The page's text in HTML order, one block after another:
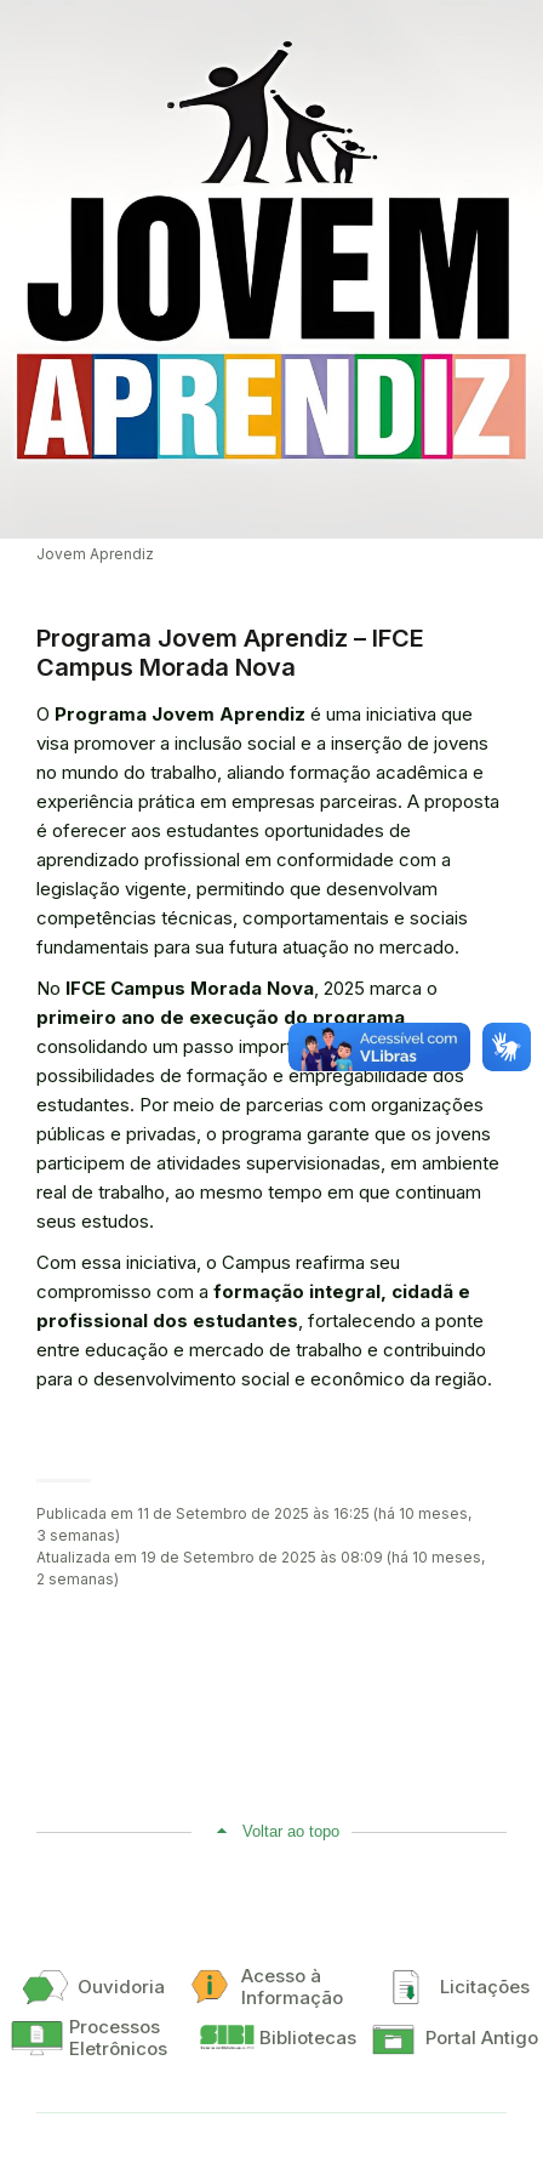
Jovem Aprendiz
Programa Jovem Aprendiz – IFCE
Campus Morada Nova
O Programa Jovem Aprendiz é uma iniciativa que
visa promover a inclusão social e a inserção de jovens
no mundo do trabalho, aliando formação acadêmica e
experiência prática em empresas parceiras. A proposta
é oferecer aos estudantes oportunidades de
aprendizado profissional em conformidade com a
legislação vigente, permitindo que desenvolvam
competências técnicas, comportamentais e sociais
fundamentais para sua futura atuação no mercado.
No IFCE Campus Morada Nova, 2025 marca o
primeiro ano de execução do programa,
consolidando um passo importante para ampliar as
possibilidades de formação e empregabilidade dos
estudantes. Por meio de parcerias com organizações
públicas e privadas, o programa garante que os jovens
participem de atividades supervisionadas, em ambiente
real de trabalho, ao mesmo tempo em que continuam
seus estudos.
Com essa iniciativa, o Campus reafirma seu
compromisso com a formação integral, cidadã e
profissional dos estudantes, fortalecendo a ponte
entre educação e mercado de trabalho e contribuindo
para o desenvolvimento social e econômico da região.
Publicada em 11 de Setembro de 2025 às 16:25 (há 10 meses,
3 semanas)
Atualizada em 19 de Setembro de 2025 às 08:09 (há 10 meses,
2 semanas)
Voltar ao topo
Ouvidoria
Acesso à
Informação
Licitações
Processos
Eletrônicos
Bibliotecas Portal Antigo